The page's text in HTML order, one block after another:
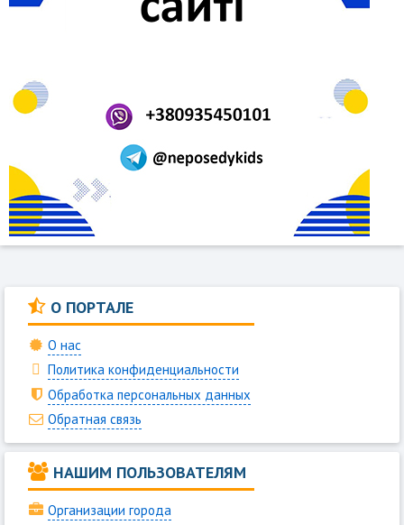
О ПОРТАЛЕ
О нас
Политика конфиденциальности
Обработка персональных данных
Обратная связь
НАШИМ ПОЛЬЗОВАТЕЛЯМ
Организации города